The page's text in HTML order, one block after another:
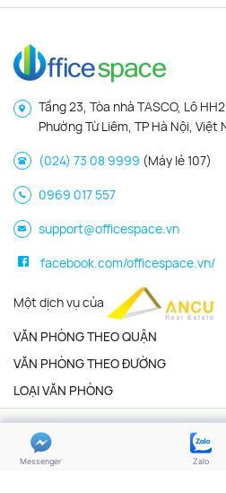
Tầng 23, Tòa nhà TASCO, Lô
Phường Từ Liêm, TP Hà Nội, Việt
(024) 73 08 9999 (Máy lẻ 107)
0969 017 557
support@officespace.vn
facebook.com/officespace.vn/
Một dịch vụ của
VĂN PHÒNG THEO QUẬN
VĂN PHÒNG THEO ĐƯỜNG
LOẠI VĂN PHÒNG
Copyright 2026 | Officespace.vn. All
Chính sách bảo mật
Điều khoản
Messenger Zalo